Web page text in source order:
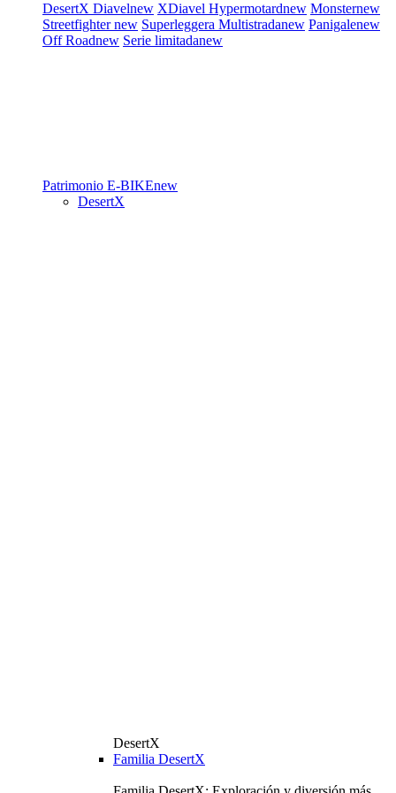
DesertX Diavelnew XDiavel Hypermotardnew Monsternew
Streetfighternew Superleggera Multistradanew Panigalenew
Off Roadnew Serie limitadanew
Patrimonio E-BIKEnew
DesertX
DesertX
Familia DesertX